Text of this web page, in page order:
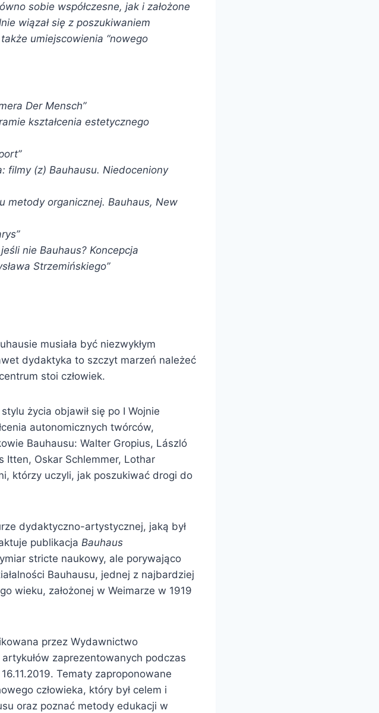
sobie współczesne, jak i założone
wiązał się z poszukiwaniem
umiejscowienia nowego
Der Mensch
kształcenia estetycznego
filmy (z) Bauhausu. Niedoceniony
metody organicznej. Bauhaus, New
nie Bauhaus? Koncepcja
Strzemińskiego
musiała być niezwykłym
dydaktyka to szczyt marzeń należeć
stoi człowiek.
życia objawił się po I Wojnie
autonomicznych twórców,
Bauhausu: Walter Gropius, László
Itten, Oskar Schlemmer, Lothar
którzy uczyli, jak poszukiwać drogi do
dydaktyczno-artystycznej, jaką był
publikacja Bauhaus
stricte naukowy, ale porywająco
Bauhausu, jednej z najbardziej
wieku, założonej w Weimarze w 1919
przez Wydawnictwo
zaprezentowanych podczas
Tematy zaproponowane
człowieka, który był celem i
oraz poznać metody edukacji w